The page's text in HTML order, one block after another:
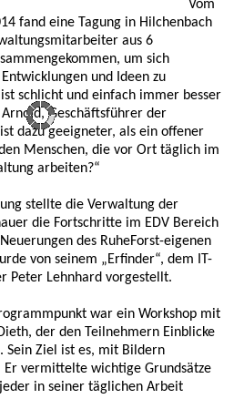
Vom
fand eine Tagung in Hilchenbach
aus 6
um sich
und Ideen zu
schlicht und einfach immer besser
Geschäftsführer der
dazu geeigneter, als ein offener
Menschen, die vor Ort täglich im
arbeiten?“
stellte die Verwaltung der
die Fortschritte im EDV Bereich
des RuheForst-eigenen
von seinem „Erfinder“, dem IT-
Peter Lehnhard vorgestellt.
war ein Workshop mit
der den Teilnehmern Einblicke
Sein Ziel ist es, mit Bildern
Er vermittelte wichtige Grundsätze
in seiner täglichen Arbeit